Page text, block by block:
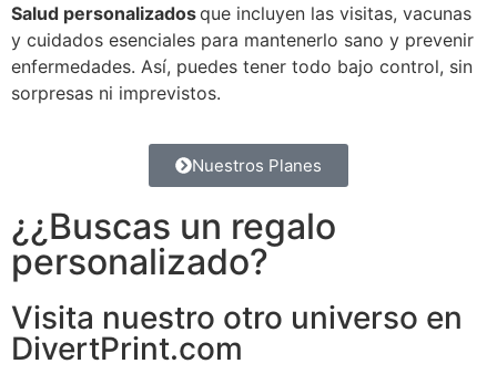
Salud personalizadosque incluyen las visitas, vacunas
y cuidados esenciales para mantenerlo sano y prevenir
enfermedades. Así, puedes tener todo bajo control, sin
sorpresas ni imprevistos.
Nuestros Planes
¿¿Buscas un regalo
personalizado?
Visita nuestro otro universo en
DivertPrint.com